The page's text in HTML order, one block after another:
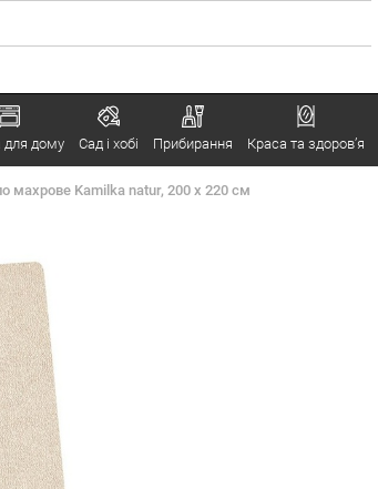
для дому Сад і хобі Прибирання Краса та здоров’я
махрове Kamilka natur, 200 x 220 см